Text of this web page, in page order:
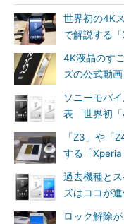
世界初の4K
で解説する
4K液晶のす
ズの公式動
ソニーモバ
表 世界初「
「Z3」や「
する「Xperia
過去機種と
ズはココが
ロック解除